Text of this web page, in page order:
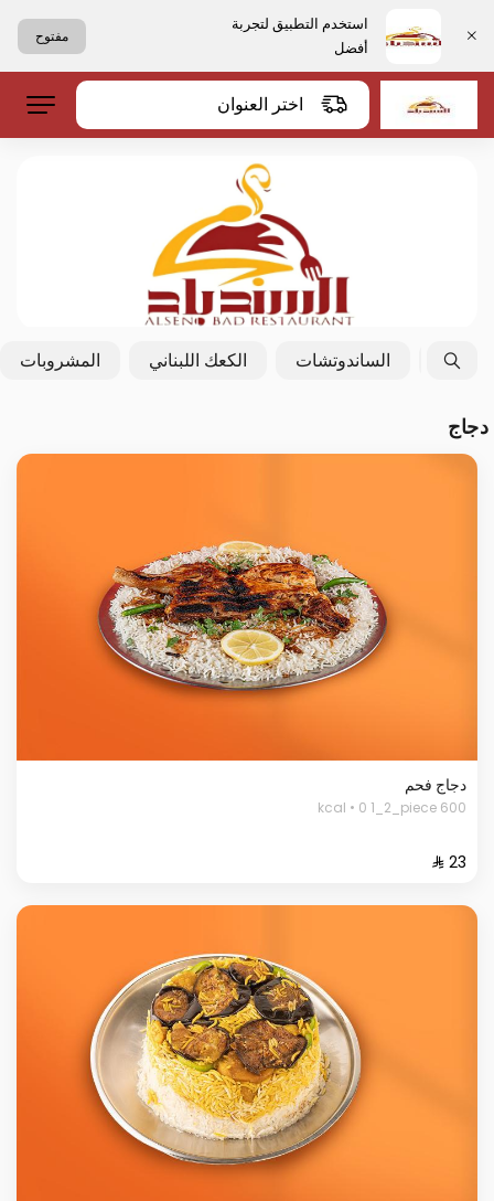
استخدم التطبيق لتجربة
أفضل
مفتوح
اختر العنوان
الساندوتشات الكعك اللبناني المشروبات
دجاج
دجاج فحم
600 kcal • 0 1_2_piece